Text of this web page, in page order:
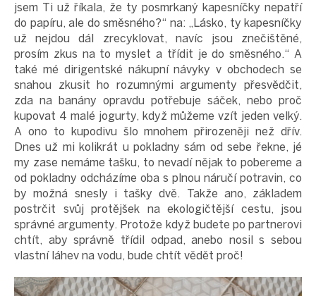
jsem Ti už říkala, že ty posmrkaný kapesníčky nepatří
do papíru, ale do směsného?“ na: „Lásko, ty kapesníčky
už nejdou dál zrecyklovat, navíc jsou znečištěné,
prosím zkus na to myslet a třídit je do směsného.“ A
také mé dirigentské nákupní návyky v obchodech se
snahou zkusit ho rozumnými argumenty přesvědčit,
zda na banány opravdu potřebuje sáček, nebo proč
kupovat 4 malé jogurty, když můžeme vzít jeden velký.
A ono to kupodivu šlo mnohem přirozeněji než dřív.
Dnes už mi kolikrát u pokladny sám od sebe řekne, jé
my zase nemáme tašku, to nevadí nějak to pobereme a
od pokladny odcházíme oba s plnou náručí potravin, co
by možná snesly i tašky dvě. Takže ano, základem
postrčit svůj protějšek na ekologičtější cestu, jsou
správné argumenty. Protože když budete po partnerovi
chtít, aby správně třídil odpad, anebo nosil s sebou
vlastní láhev na vodu, bude chtít vědět proč!